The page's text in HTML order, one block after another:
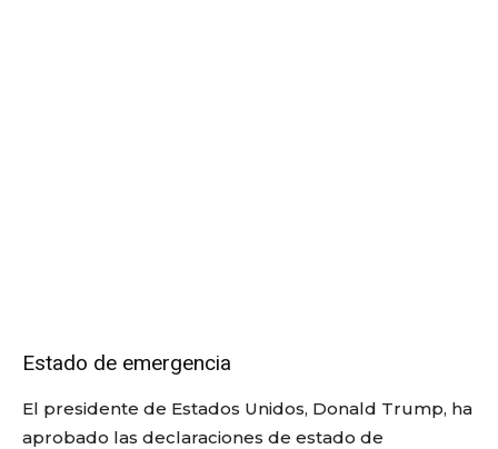
Estado de emergencia
El presidente de Estados Unidos, Donald Trump, ha
aprobado las declaraciones de estado de